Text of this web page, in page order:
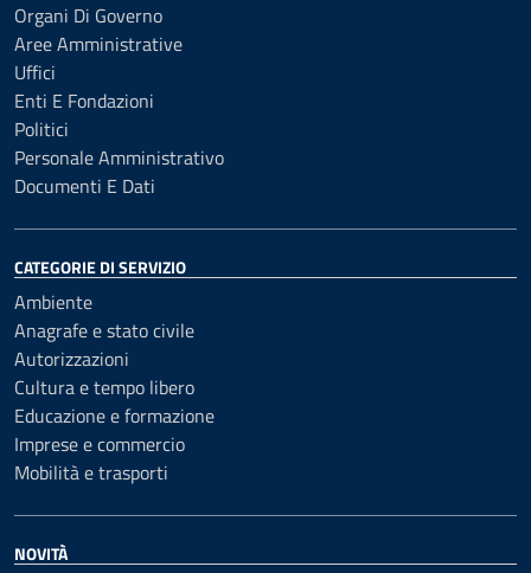
Organi Di Governo
Aree Amministrative
Uffici
Enti E Fondazioni
Politici
Personale Amministrativo
Documenti E Dati
CATEGORIE DI SERVIZIO
Ambiente
Anagrafe e stato civile
Autorizzazioni
Cultura e tempo libero
Educazione e formazione
Imprese e commercio
Mobilità e trasporti
NOVITÀ